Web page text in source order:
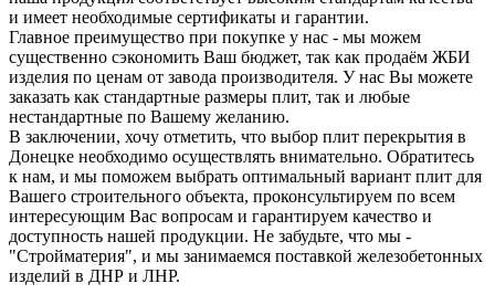
и имеет необходимые сертификаты и гарантии.
Главное преимущество при покупке у нас - мы можем
существенно сэкономить Ваш бюджет, так как продаём ЖБИ
изделия по ценам от завода производителя. У нас Вы можете
заказать как стандартные размеры плит, так и любые
нестандартные по Вашему желанию.
В заключении, хочу отметить, что выбор плит перекрытия в
Донецке необходимо осуществлять внимательно. Обратитесь
к нам, и мы поможем выбрать оптимальный вариант плит для
Вашего строительного объекта, проконсультируем по всем
интересующим Вас вопросам и гарантируем качество и
доступность нашей продукции. Не забудьте, что мы -
"Стройматерия", и мы занимаемся поставкой железобетонных
изделий в ДНР и ЛНР.